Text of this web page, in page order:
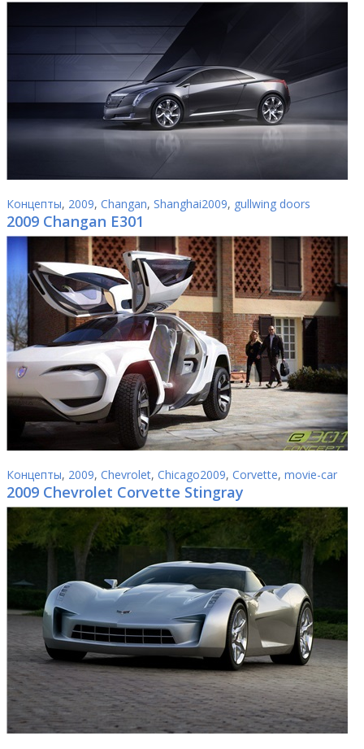
Концепты, 2009, Changan, Shanghai2009, gullwing doors
2009 Changan E301
Концепты, 2009, Chevrolet, Chicago2009, Corvette, movie-car
2009 Chevrolet Corvette Stingray